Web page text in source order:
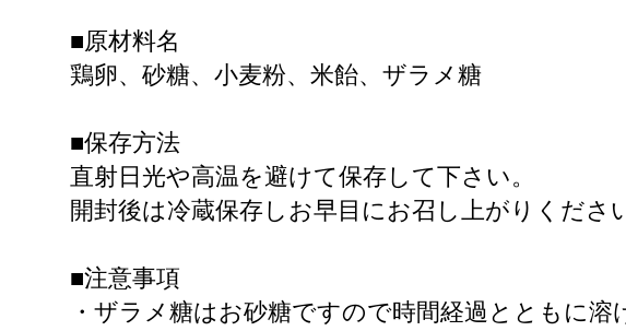
■原材料名
鶏卵、砂糖、小麦粉、米飴、ザラメ糖
■保存方法
直射日光や高温を避けて保存して下さい。
開封後は冷蔵保存しお早目にお召し上がりくださ
■注意事項
・ザラメ糖はお砂糖ですので時間経過とともに溶